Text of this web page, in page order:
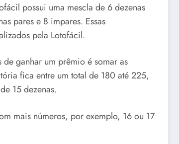
possui uma mescla de 6 dezenas
pares e 8 impares. Essas
pela Lotofácil.
de ganhar um prêmio é somar as
fica entre um total de 180 até 225,
15 dezenas.
mais números, por exemplo, 16 ou 17